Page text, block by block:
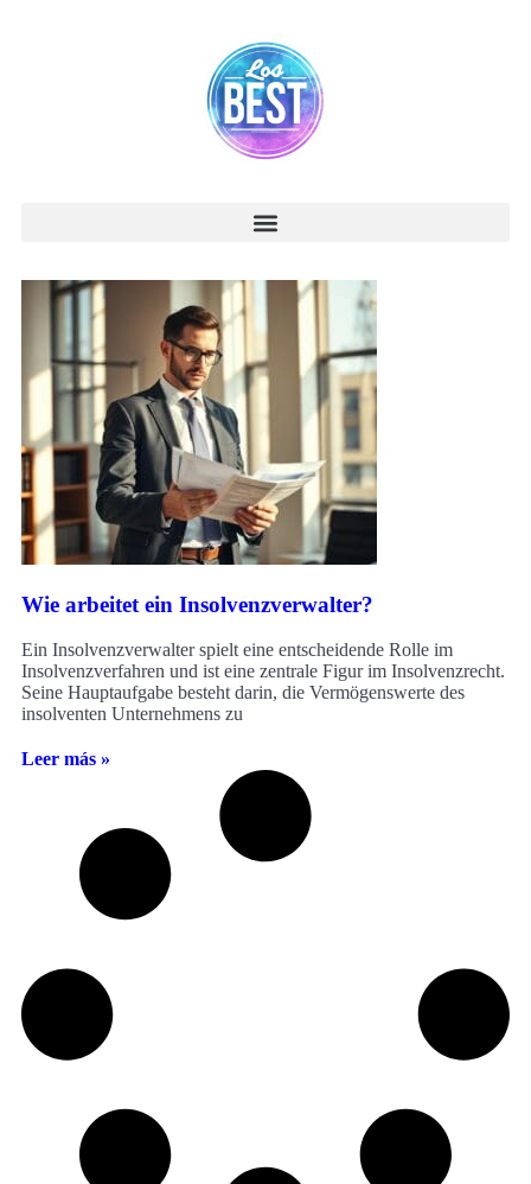
Wie arbeitet ein Insolvenzverwalter?
Ein Insolvenzverwalter spielt eine entscheidende Rolle im
Insolvenzverfahren und ist eine zentrale Figur im Insolvenzrecht.
Seine Hauptaufgabe besteht darin, die Vermögenswerte des
insolventen Unternehmens zu
Leer más »